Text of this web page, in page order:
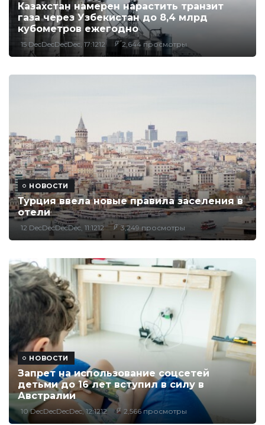
Казахстан намерен нарастить транзит
газа через Узбекистан до 8,4 млрд
кубометров ежегодно
15 DecDecDecDec, 17:1212 2,644 просмотры
НОВОСТИ
Турция ввела новые правила заселения в
отели
12 DecDecDecDec, 11:1212 3,249 просмотры
НОВОСТИ
Запрет на использование соцсетей
детьми до 16 лет вступил в силу в
Австралии
10 DecDecDecDec, 12:1212 2,566 просмотры